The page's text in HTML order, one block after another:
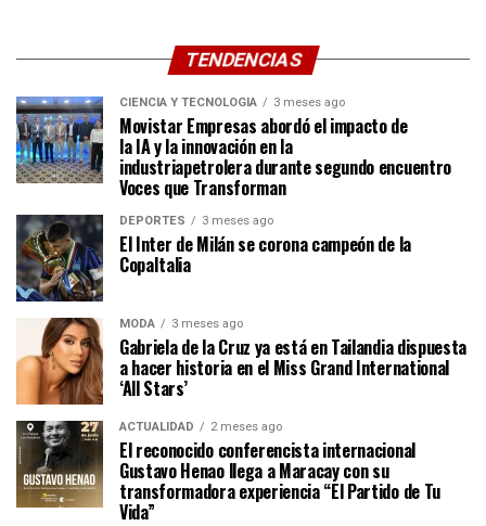
TENDENCIAS
CIENCIA Y TECNOLOGÍA 3 meses ago
Movistar Empresas abordó el impacto de
la IA y la innovación en la
industriapetrolera durante segundo encuentro
Voces que Transforman
DEPORTES 3 meses ago
El Inter de Milán se corona campeón de la
CopaItalia
MODA 3 meses ago
Gabriela de la Cruz ya está en Tailandia dispuesta
a hacer historia en el Miss Grand International
‘All Stars’
ACTUALIDAD 2 meses ago
El reconocido conferencista internacional
Gustavo Henao llega a Maracay con su
transformadora experiencia “El Partido de Tu
Vida”